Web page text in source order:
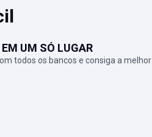
UM SÓ LUGAR
todos os bancos e consiga a melhor